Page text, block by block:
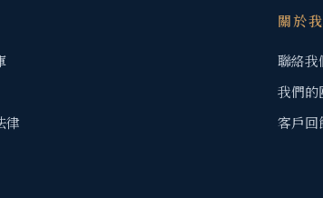
律
關於
聯絡我
我們的
客戶回